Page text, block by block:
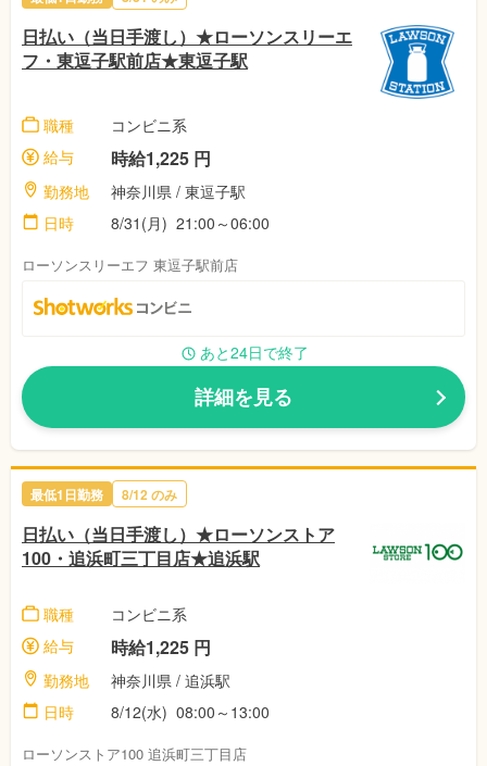
日払い（当日手渡し）★ローソンスリーエ
フ・東逗子駅前店★東逗子駅
職種
コンビニ系
給与
時給1,225 円
勤務地
神奈川県 / 東逗子駅
日時
8/31(月) 21:00～06:00
ローソンスリーエフ 東逗子駅前店
あと24日で終了
詳細を見る
最低1日勤務 8/12 のみ
日払い（当日手渡し）★ローソンストア
100・追浜町三丁目店★追浜駅
職種
コンビニ系
給与
時給1,225 円
勤務地
神奈川県 / 追浜駅
日時
8/12(水) 08:00～13:00
ローソンストア100 追浜町三丁目店